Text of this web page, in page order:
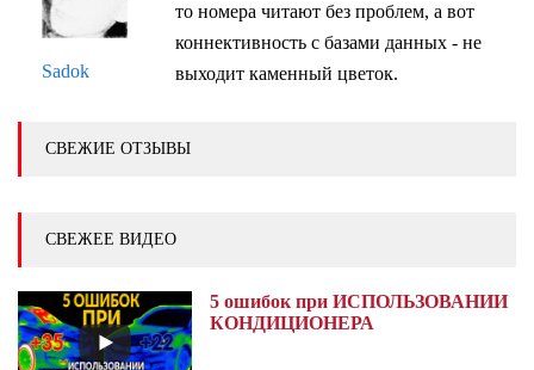
Sadok
то номера читают без проблем, а вот
коннективность с базами данных - не
выходит каменный цветок.
СВЕЖИЕ ОТЗЫВЫ
СВЕЖЕЕ ВИДЕО
5 ошибок при ИСПОЛЬЗОВАНИИ
КОНДИЦИОНЕРА